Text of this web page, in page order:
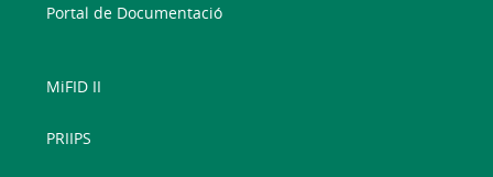
Portal de Documentació
MiFID II
PRIIPS